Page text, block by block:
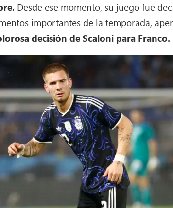
Desde ese momento, su juego fue
importantes de la temporada,
decisión de Scaloni para Franco.